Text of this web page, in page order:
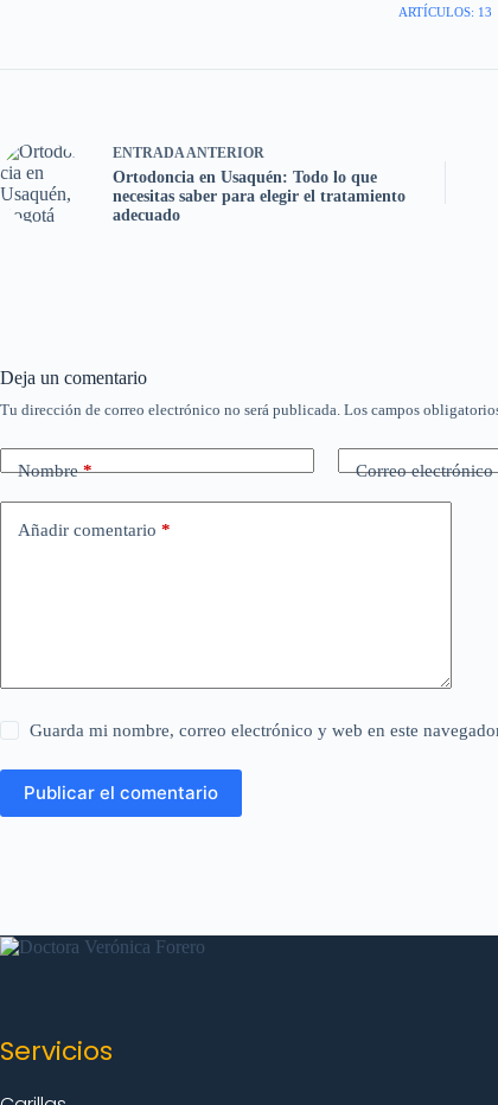
ARTÍCULOS: 13
ENTRADA ANTERIOR
Ortodoncia en Usaquén: Todo lo que
necesitas saber para elegir el tratamiento
adecuado
Deja un comentario
Tu dirección de correo electrónico no será publicada. Los campos
Nombre* Correo electrónico
Añadir comentario *
Guarda mi nombre, correo electrónico y web en este
Publicar el comentario
Servicios